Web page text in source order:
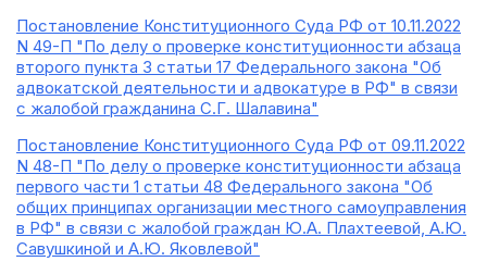
Постановление Конституционного Суда РФ от 10.11.2022
N 49-П "По делу о проверке конституционности абзаца
второго пункта 3 статьи 17 Федерального закона "Об
адвокатской деятельности и адвокатуре в РФ" в связи
с жалобой гражданина С.Г. Шалавина"
Постановление Конституционного Суда РФ от 09.11.2022
N 48-П "По делу о проверке конституционности абзаца
первого части 1 статьи 48 Федерального закона "Об
общих принципах организации местного самоуправления
в РФ" в связи с жалобой граждан Ю.А. Плахтеевой, А.Ю.
Савушкиной и А.Ю. Яковлевой"